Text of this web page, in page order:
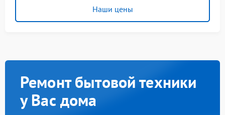
Наши цены
Ремонт бытовой техники
у Вас дома